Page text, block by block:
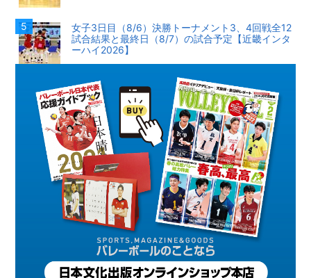
女子3日目（8/6）決勝トーナメント3、4回戦全12
試合結果と最終日（8/7）の試合予定【近畿インタ
ーハイ2026】